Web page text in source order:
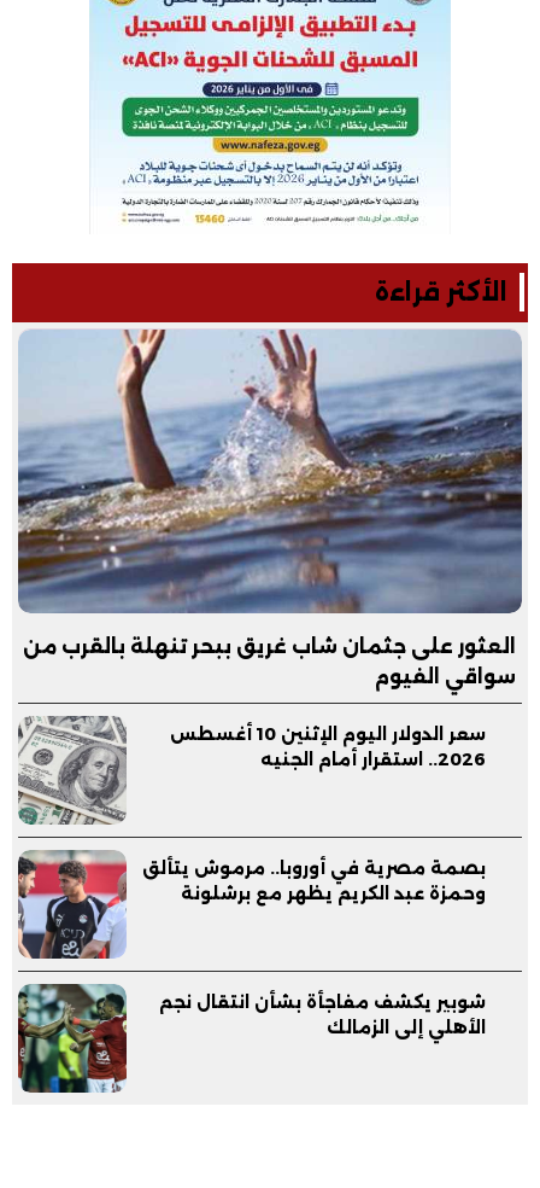
الأكثر قراءة
العثور على جثمان شاب غريق ببحر تنهلة بالقرب من
سواقي الفيوم
سعر الدولار اليوم الإثنين 10 أغسطس
2026.. استقرار أمام الجنيه
بصمة مصرية في أوروبا.. مرموش يتألق
وحمزة عبد الكريم يظهر مع برشلونة
شوبير يكشف مفاجأة بشأن انتقال نجم
الأهلي إلى الزمالك